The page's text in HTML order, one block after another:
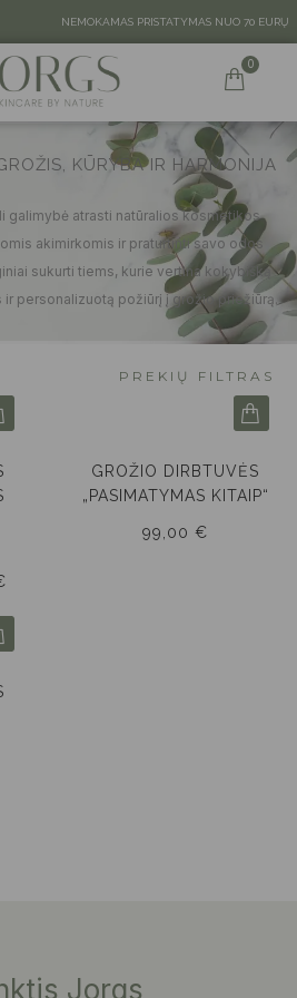
NEMOKAMAS PRISTATYMAS NUO 70 EURŲ
KŪRYBA IR HARMONIJA
galimybė atrasti natūralios kosmetikos
akimirkomis ir praturtinti savo odos
sukurti tiems, kurie vertina kokybišką
ir personalizuotą požiūrį į grožio priežiūrą.
PREKIŲ FILTRAS
GROŽIO DIRBTUVĖS
„PASIMATYMAS KITAIP“
99,00 €
Jorgs